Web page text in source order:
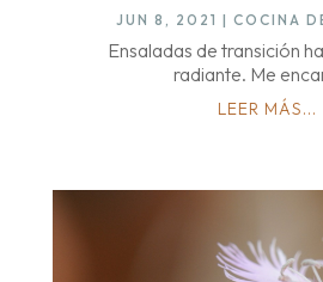
JUN 8, 2021 |COCINA
Ensaladas de transición
radiante. Me
LEER MÁS...